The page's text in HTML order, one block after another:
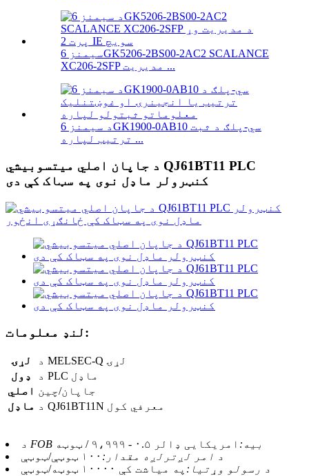
سیمنز 6GK5206-2BS00-2AC2 SCALANCE
XC206-2SFP مدیریت ...
د سیمنز 6GK1900-0AB10 سي-پلګ د ثبت
ترتیب لپاره ...
د جاپان اصلي میتسوبیشي QJ61BT11 PLC
کنټرولر ماډل نوی په سټاک کې دی
لنډ معلومات:
لړۍ
د MELSEC-Q لړۍ
ډول
د PLC ماډل
اصلي جاپان/چین
ماډل
د QJ61BT11N معرفي کول
د FOB بیه: امریکایی ډالر ۰.۵ - ۹،۹۹۹ / ټوټه
د امر لږترلږه مقدار: ۱۰۰ ټوټې/ټوټې
د رسولو وړتیا: په میاشت کې ۱۰۰۰۰ ټوټه/ټوټې